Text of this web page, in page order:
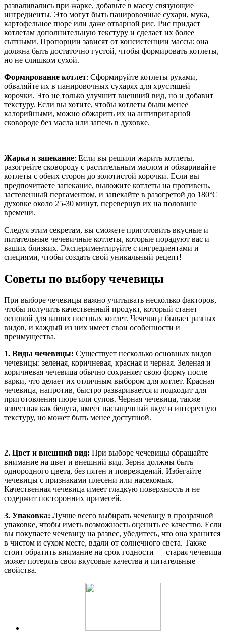
разваливались при жарке, добавьте в массу связующие
ингредиенты. Это могут быть панировочные сухари, мука,
картофельное пюре или даже отварной рис. Рис придаст
котлетам дополнительную текстуру и сделает их более
сытными. Пропорции зависят от консистенции массы: она
должна быть достаточно густой, чтобы формировать котлеты,
но не слишком сухой.
Формирование котлет: Сформируйте котлеты руками,
обваляйте их в панировочных сухарях для хрустящей
корочки. Это не только улучшит внешний вид, но и добавит
текстуру. Если вы хотите, чтобы котлеты были менее
калорийными, можно обжарить их на антипригарной
сковороде без масла или запечь в духовке.
Жарка и запекание: Если вы решили жарить котлеты,
разогрейте сковороду с растительным маслом и обжаривайте
котлеты с обеих сторон до золотистой корочки. Если вы
предпочитаете запекание, выложите котлеты на противень,
застеленный пергаментом, и запекайте в разогретой до 180°C
духовке около 25-30 минут, перевернув их на половине
времени.
Следуя этим секретам, вы сможете приготовить вкусные и
питательные чечевичные котлеты, которые порадуют вас и
ваших близких. Экспериментируйте с ингредиентами и
специями, чтобы создать свой уникальный рецепт!
Советы по выбору чечевицы
При выборе чечевицы важно учитывать несколько факторов,
чтобы получить качественный продукт, который станет
основой для ваших постных котлет. Чечевица бывает разных
видов, и каждый из них имеет свои особенности и
преимущества.
1. Виды чечевицы: Существует несколько основных видов
чечевицы: зеленая, коричневая, красная и черная. Зеленая и
коричневая чечевица обычно сохраняет свою форму после
варки, что делает их отличным выбором для котлет. Красная
чечевица, напротив, быстро разваривается и подходит для
приготовления пюре или супов. Черная чечевица, также
известная как белуга, имеет насыщенный вкус и интересную
текстуру, но может быть менее доступной.
2. Цвет и внешний вид: При выборе чечевицы обращайте
внимание на цвет и внешний вид. Зерна должны быть
однородного цвета, без пятен и повреждений. Избегайте
чечевицы с признаками плесени или насекомых.
Качественная чечевица имеет гладкую поверхность и не
содержит посторонних примесей.
3. Упаковка: Лучше всего выбирать чечевицу в прозрачной
упаковке, чтобы иметь возможность оценить ее качество. Если
вы покупаете чечевицу на развес, убедитесь, что она хранится
в чистом и сухом месте, вдали от солнечного света. Также
стоит обратить внимание на срок годности — старая чечевица
может потерять свои вкусовые качества и питательные
свойства.